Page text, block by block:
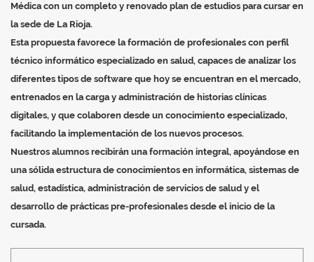
Médica con un completo y renovado plan de estudios para cursar en
la sede de La Rioja.
Esta propuesta favorece la formación de profesionales con perfil
técnico informático especializado en salud, capaces de analizar los
diferentes tipos de software que hoy se encuentran en el mercado,
entrenados en la carga y administración de historias clínicas
digitales, y que colaboren desde un conocimiento especializado,
facilitando la implementación de los nuevos procesos.
Nuestros alumnos recibirán una formación integral, apoyándose en
una sólida estructura de conocimientos en informática, sistemas de
salud, estadística, administración de servicios de salud y el
desarrollo de prácticas pre-profesionales desde el inicio de la
cursada.